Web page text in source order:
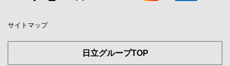
サイトマップ
日立グループTOP